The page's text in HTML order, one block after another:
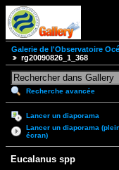
Galerie de l'Observatoire
rg20090826_1_368
Recherche avancée
Lancer un diaporama
Lancer un diaporama
écran)
Eucalanus spp